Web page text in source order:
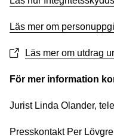
Läs mer om
Läs mer om utdrag
För mer information
Jurist Linda Olander,
Presskontakt Per